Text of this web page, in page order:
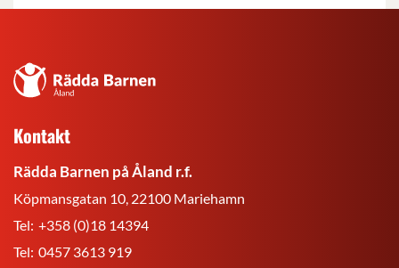
Kontakt
Rädda Barnen på Åland r.f.
Köpmansgatan 10, 22100 Mariehamn
Tel: +358 (0)18 14394
Tel: 0457 3613 919